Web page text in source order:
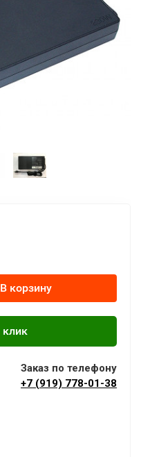
В корзину
Заказ по телефону
+7 (919) 778-01-38